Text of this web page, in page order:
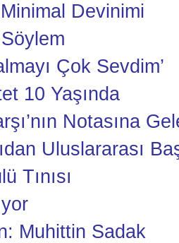
Minimal Devinimi
Çok Sevdim’
10 Yaşında
Notasına
Uluslararası
Tınısı
Muhittin Sadak